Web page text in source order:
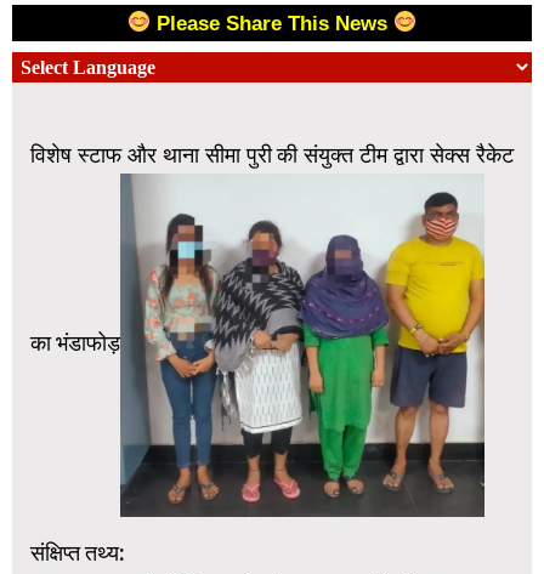
Please Share This News
विशेष स्टाफ और थाना सीमा पुरी की संयुक्त टीम द्वारा सेक्स रैकेट
का भंडाफोड़
संक्षिप्त तथ्य: